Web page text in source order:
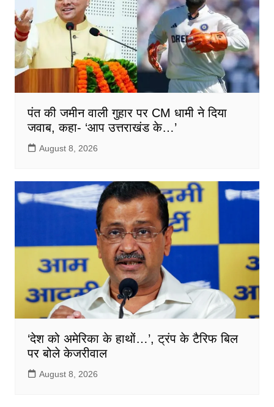
पंत की जमीन वाली गुहार पर CM धामी ने दिया
जवाब, कहा- ‘आप उत्तराखंड के…’
August 8, 2026
‘देश को अमेरिका के हाथों…’, ट्रंप के टैरिफ बिल
पर बोले केजरीवाल
August 8, 2026